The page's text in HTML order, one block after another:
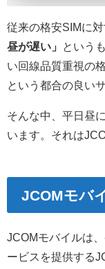
従来の格安SIMに
昼が遅い」
という
い回線品質重視の
という都合の良い
そんな中、平日昼
います。それは
JCOMモバ
JCOMモバイルは
ービスを提供する